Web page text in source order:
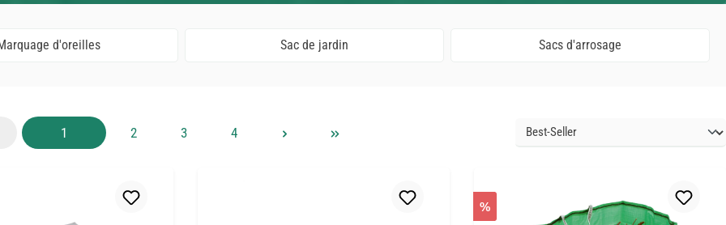
d'oreilles Sac de jardin Sacs d'arrosage
Page
1 Page
2 Page
3 Page
4
%